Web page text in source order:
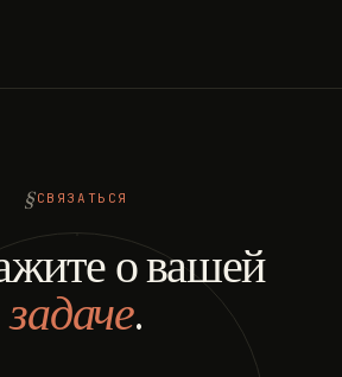
СВЯЗАТЬСЯ
о вашей
задаче.